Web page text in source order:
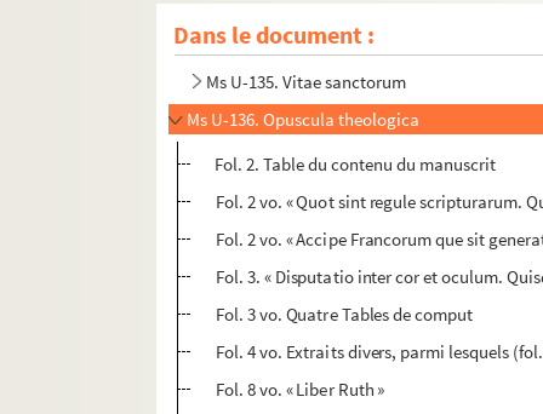
Dans le document :
Ms U-133. Vitae sanctorum
Ms U-134. Legendarium
Ms U-135. Vitae sanctorum
Ms U-136. Opuscula theologica
Fol. 2. Table du contenu du manuscrit
Fol. 2 vo. « Quot sint regule scripturarum.
Fol. 2 vo. « Accipe Francorum que sit
Fol. 3. « Disputatio inter cor et oculum.
Fol. 3 vo. Quatre Tables de comput
Fol. 4 vo. Extraits divers, parmi lesquels
Fol. 8 vo. « Liber Ruth »